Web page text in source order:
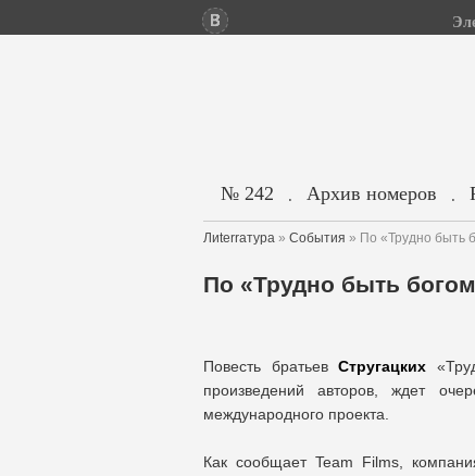
№ 242 . Архив номеров .
Лиterraтура » События » По «Трудно быть
По «Трудно быть
Повесть братьевСтругацких
произведений авторов, ждет
международного проекта.
Как сообщает Team Films,